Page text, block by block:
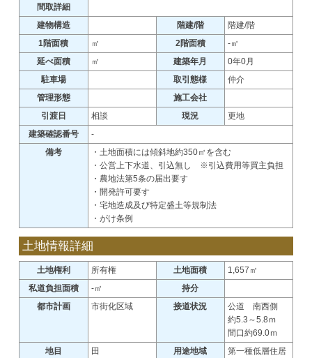
間取詳細
建物構造
階建/階
階建/階
1階面積
㎡ 2階面積
-㎡
延べ面積
㎡ 建築年月
0年0月
駐車場
取引態様
仲介
管理形態
施工会社
引渡日
相談 現況
更地
建築確認番号
-
備考
・土地面積には傾斜地約350㎡を含む
・公営上下水道、引込無し ※引込費用等買主負担
・農地法第5条の届出要す
・開発許可要す
・宅地造成及び特定盛土等規制法
・がけ条例
土地情報詳細
土地権利 所有権 土地面積
1,657㎡
私道負担面積
-㎡
持分
都市計画
市街化区域 接道状況
公道 南西側
約5.3～5.8ｍ
間口約69.0ｍ
地目
田 用途地域
第一種低層住居